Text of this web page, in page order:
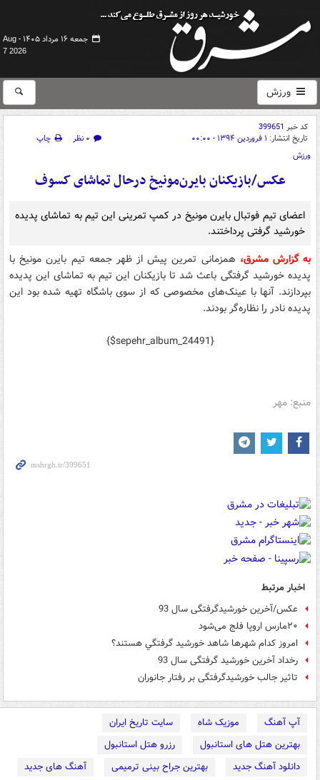
جمعه ۱۶ مرداد ۱۴۰۵ -
Aug
7 2026
ورزش
کد خبر 399651
تاریخ انتشار: ۱ فروردین ۱۳۹۴ - ۰۰:۰۰ ۰ نظر
چاپ
ورزش
عکس/بازیکنان بایرن‌مونیخ درحال تماشای کسوف
اعضای تیم فوتبال بایرن مونیخ در کمپ تمرینی این تیم به تماشای پدیده
خورشید گرفتی پرداختند.
به گزارش مشرق، همزمانی تمرین پیش از ظهر جمعه تیم بایرن مونیخ با
پدیده خورشید گرفتگی باعث شد تا بازیکنان این تیم به تماشای این پدیده
بپردازند. آنها با عینک‌های مخصوصی که از سوی باشگاه تهیه شده بود این
پدیده نادر را نظاره‌گر بودند.
{$sepehr_album_24491}
منبع: مهر
اخبار مرتبط
عکس/آخرین خورشیدگرفتگی سال 93
۲۰مارس اروپا فلج می‌شود
امروز کدام شهرها شاهد خورشيد گرفتگي هستند؟
رخداد آخرین خورشید گرفتگی سال 93
تاثیر جالب خورشیدگرفتگی بر رفتار جانوران
آپ آهنگ موزیک شاه
سایت تاریخ ایران
بهترین هتل های استانبول
رزرو هتل استانبول
دانلود آهنگ جدید
بهترین جراح بینی ترمیمی
آهنگ های جدید